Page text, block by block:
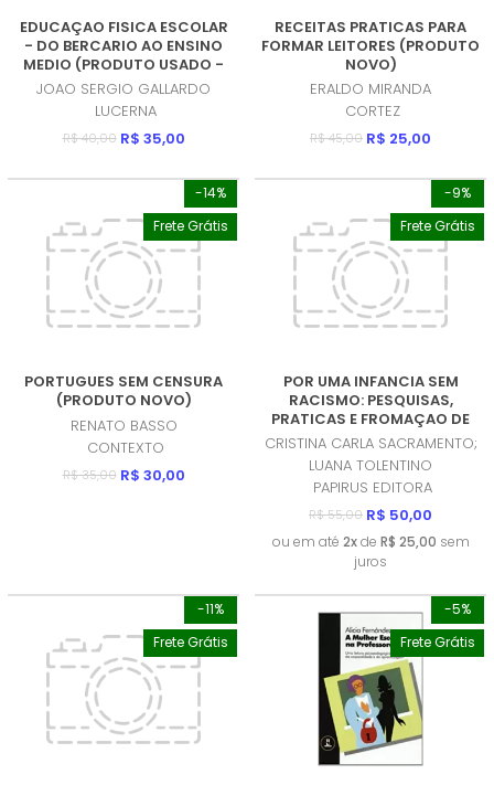
EDUCAÇAO FISICA ESCOLAR
- DO BERCARIO AO ENSINO
MEDIO (PRODUTO USADO -
BOM)
JOAO SERGIO GALLARDO
LUCERNA
R$ 40,00 R$ 35,00
RECEITAS PRATICAS PARA
FORMAR LEITORES (PRODUTO
NOVO)
ERALDO MIRANDA
CORTEZ
R$ 45,00 R$ 25,00
-14%
Frete Grátis
PORTUGUES SEM CENSURA
(PRODUTO NOVO)
RENATO BASSO
CONTEXTO
R$ 35,00 R$ 30,00
-9%
Frete Grátis
POR UMA INFANCIA SEM
RACISMO: PESQUISAS,
PRATICAS E FROMAÇAO DE
PROFESSORES (PRODUTO
NOVO)
CRISTINA CARLA SACRAMENTO;
LUANA TOLENTINO
PAPIRUS EDITORA
R$ 55,00 R$ 50,00
ou em até 2xde R$ 25,00 sem
juros
-11%
Frete Grátis
-5%
Frete Grátis